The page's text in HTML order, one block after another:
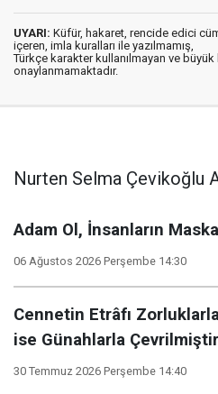
UYARI: Küfür, hakaret, rencide edici
içeren, imla kuralları ile yazılmamış,
Türkçe karakter kullanılmayan ve büyük
onaylanmamaktadır.
Nurten Selma Çevikoğlu
Adam Ol, İnsanların
06 Ağustos 2026 Perşembe 14:30
Cennetin Etrâfı
ise Günahlarla Çevrilmiştir
30 Temmuz 2026 Perşembe 14:40